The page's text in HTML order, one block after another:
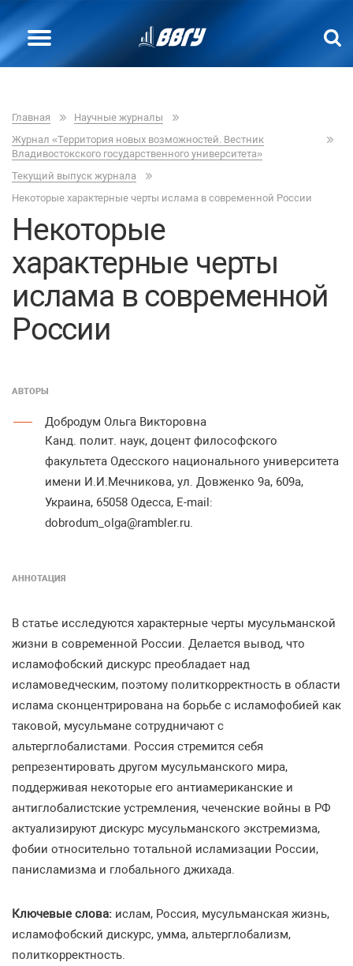
Главная
Научные журналы
Журнал «Территория новых возможностей. Вестник
Владивостокского государственного университета»
Текущий выпуск журнала
Некоторые характерные черты ислама в современной России
Некоторые
характерные черты
ислама в современной
России
АВТОРЫ
Добродум Ольга Викторовна
Канд. полит. наук, доцент философского
факультета Одесского национального университета
имени И.И.Мечникова, ул. Довженко 9а, 609а,
Украина, 65058 Одесса, E-mail:
dobrodum_olga@rambler.ru.
АННОТАЦИЯ
В статье исследуются характерные черты мусульманской
жизни в современной России. Делается вывод, что
исламофобский дискурс преобладает над
исламоведческим, поэтому политкорректность в области
ислама сконцентрирована на борьбе с исламофобией как
таковой, мусульмане сотрудничают с
альтерглобалистами. Россия стремится себя
репрезентировать другом мусульманского мира,
поддерживая некоторые его антиамериканские и
антиглобалистские устремления, чеченские войны в РФ
актуализируют дискурс мусульманского экстремизма,
фобии относительно тотальной исламизации России,
панисламизма и глобального джихада.
Ключевые слова: ислам, Россия, мусульманская жизнь,
исламофобский дискурс, умма, альтерглобализм,
политкорректность.